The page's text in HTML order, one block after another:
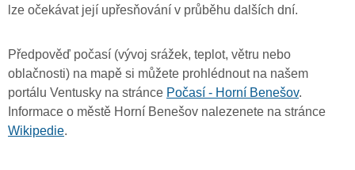
lze očekávat její upřesňování v průběhu dalších dní.
Předpověď počasí (vývoj srážek, teplot, větru nebo
oblačnosti) na mapě si můžete prohlédnout na našem
portálu Ventusky na stránce Počasí - Horní Benešov.
Informace o městě Horní Benešov nalezenete na stránce
Wikipedie.